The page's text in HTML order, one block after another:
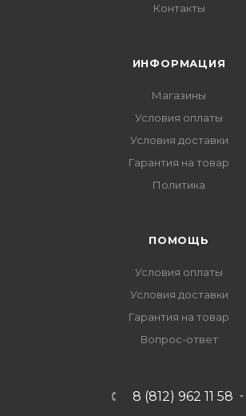
Контакты
ИНФОРМАЦИЯ
Магазины
Условия оплаты
Условия доставки
Гарантия на товар
Политика
ПОМОЩЬ
Условия оплаты
Условия доставки
Гарантия на товар
Вопрос-ответ
8 (812) 962 11 58